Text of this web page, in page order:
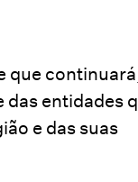
que
entidades
e das suas